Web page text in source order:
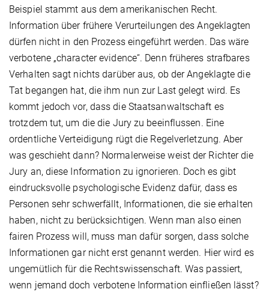
Beispiel stammt aus dem amerikanischen Recht.
Information über frühere Verurteilungen des Angeklagten
dürfen nicht in den Prozess eingeführt werden. Das wäre
verbotene „character evidence“. Denn früheres strafbares
Verhalten sagt nichts darüber aus, ob der Angeklagte die
Tat begangen hat, die ihm nun zur Last gelegt wird. Es
kommt jedoch vor, dass die Staatsanwaltschaft es
trotzdem tut, um die die Jury zu beeinflussen. Eine
ordentliche Verteidigung rügt die Regelverletzung. Aber
was geschieht dann? Normalerweise weist der Richter die
Jury an, diese Information zu ignorieren. Doch es gibt
eindrucksvolle psychologische Evidenz dafür, dass es
Personen sehr schwerfällt, Informationen, die sie erhalten
haben, nicht zu berücksichtigen. Wenn man also einen
fairen Prozess will, muss man dafür sorgen, dass solche
Informationen gar nicht erst genannt werden. Hier wird es
ungemütlich für die Rechtswissenschaft. Was passiert,
wenn jemand doch verbotene Information einfließen lässt?